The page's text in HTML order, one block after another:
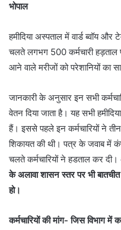
भोपाल
हमीदिया अस्पताल में वार्ड ब्वॉय
चलते लगभग 500 कर्मचारी
आने वाले मरीजों को परेशानियों का
जानकारी के अनुसार इन सभी
वेतन दिया जाता है। यह सभी
हैं। इससे पहले इन कर्मचारियों ने
शिकायत की थी। पत्र के जवाब में
चलते कर्मचारियों ने हडताल कर
के अलावा शासन स्तर पर भी
हो।
कर्मचारियों की मांग- जिस विभाग में